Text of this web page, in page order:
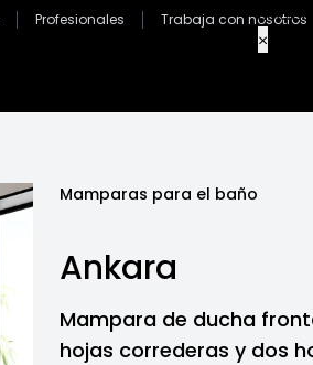
Profesionales Trabaja con nosotros
Mamparas para el baño
Ankara
Mampara de ducha
hojas correderas y dos